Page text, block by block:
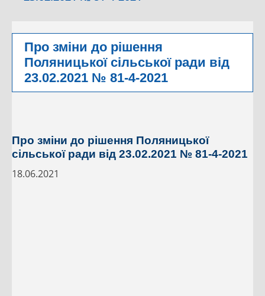
Про зміни до рішення
Поляницької сільської ради від
23.02.2021 № 81-4-2021
Про зміни до рішення Поляницької
сільської ради від 23.02.2021 № 81-4-2021
18.06.2021